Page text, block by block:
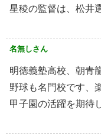
星稜の監督は、松井
名無しさん
明徳義塾高校、朝青
野球も名門校です、
甲子園の活躍を期待